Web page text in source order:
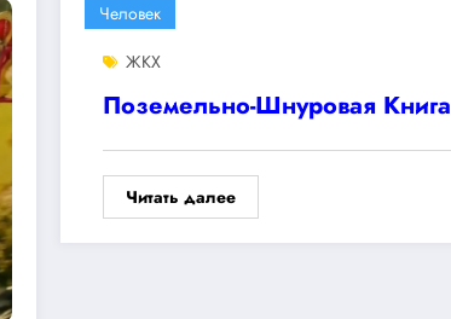
Человек
ЖКХ
Поземельно-Шнуровая Книга
Читать далее